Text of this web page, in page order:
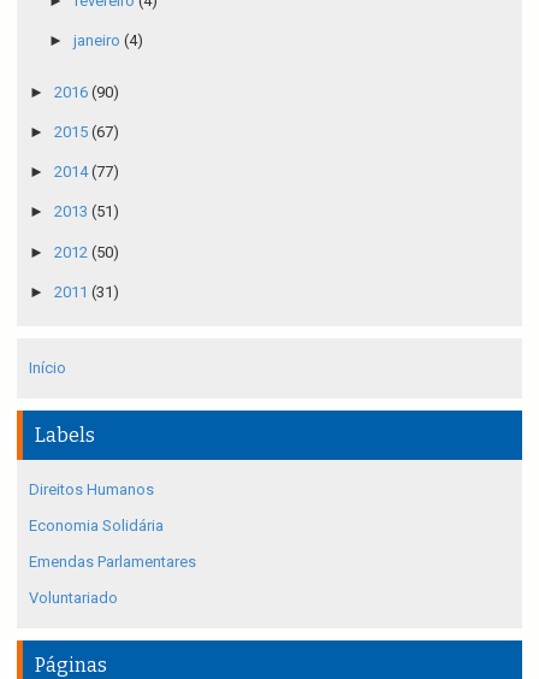
► janeiro (4)
► 2016 (90)
► 2015 (67)
► 2014(77)
► 2013 (51)
► 2012 (50)
► 2011 (31)
Início
Labels
Direitos Humanos
Economia Solidária
Emendas Parlamentares
Voluntariado
Páginas